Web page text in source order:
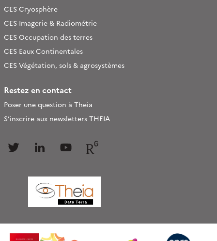
CES Cryosphère
CES Imagerie & Radiométrie
CES Occupation des terres
CES Eaux Continentales
CES Végétation, sols & agrosystèmes
Restez en contact
Poser une question à Theia
S’inscrire aux newsletters THEIA
Follow Follow